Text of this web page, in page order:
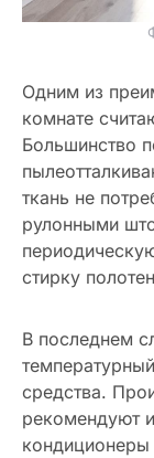
Одним из
комнате
Большинство
ткань не
рулонными
стирку
В последнем
средства.
рекомендуют
кондиционеры